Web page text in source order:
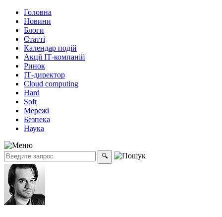
Головна
Новини
Блоги
Статті
Календар подій
Акції ІТ-компаній
Ринок
ІТ-директор
Cloud computing
Hard
Soft
Мережі
Безпека
Наука